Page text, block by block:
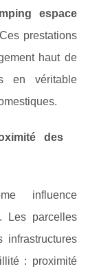
espace
prestations
haut de
en véritable
des
influence
Les parcelles
infrastructures
: proximité